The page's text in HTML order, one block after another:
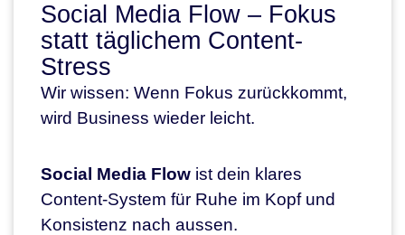
Social Media Flow – Fokus
statt täglichem Content-
Stress
Wir wissen: Wenn Fokus zurückkommt,
wird Business wieder leicht.
Social Media Flow ist dein klares
Content-System für Ruhe im Kopf und
Konsistenz nach aussen.